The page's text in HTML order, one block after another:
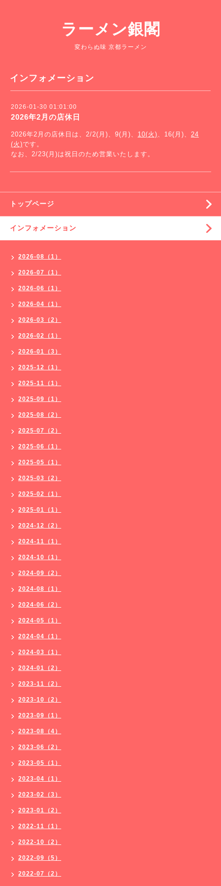
ラーメン銀閣
変わらぬ味 京都ラーメン
インフォメーション
2026-01-30 01:01:00
2026年2月の店休日
2026年2月の店休日は、2/2(月)、9(月)、 10(火)、16(月)、 24
(火)です。
なお、2/23(月)は祝日のため営業いたします。
トップページ
インフォメーション
2026-08（1）
2026-07（1）
2026-06（1）
2026-04（1）
2026-03（2）
2026-02（1）
2026-01（3）
2025-12（1）
2025-11（1）
2025-09（1）
2025-08（2）
2025-07（2）
2025-06（1）
2025-05（1）
2025-03（2）
2025-02（1）
2025-01（1）
2024-12（2）
2024-11（1）
2024-10（1）
2024-09（2）
2024-08（1）
2024-06（2）
2024-05（1）
2024-04（1）
2024-03（1）
2024-01（2）
2023-11（2）
2023-10（2）
2023-09（1）
2023-08（4）
2023-06（2）
2023-05（1）
2023-04（1）
2023-02（3）
2023-01（2）
2022-11（1）
2022-10（2）
2022-09（5）
2022-07（2）